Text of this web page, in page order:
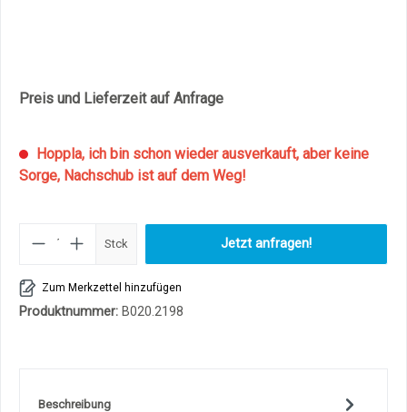
Preis und Lieferzeit auf Anfrage
Hoppla, ich bin schon wieder ausverkauft, aber keine
Sorge, Nachschub ist auf dem Weg!
Produkt Anzahl: Gib den
Stck Jetzt anfragen!
Zum Merkzettel hinzufügen
Produktnummer: B020.2198
Beschreibung